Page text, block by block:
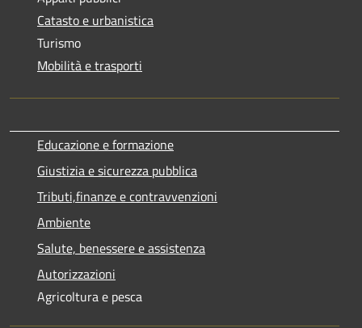
Catasto e urbanistica
Turismo
Mobilità e trasporti
Educazione e formazione
Giustizia e sicurezza pubblica
Tributi,finanze e contravvenzioni
Ambiente
Salute, benessere e assistenza
Autorizzazioni
Agricoltura e pesca